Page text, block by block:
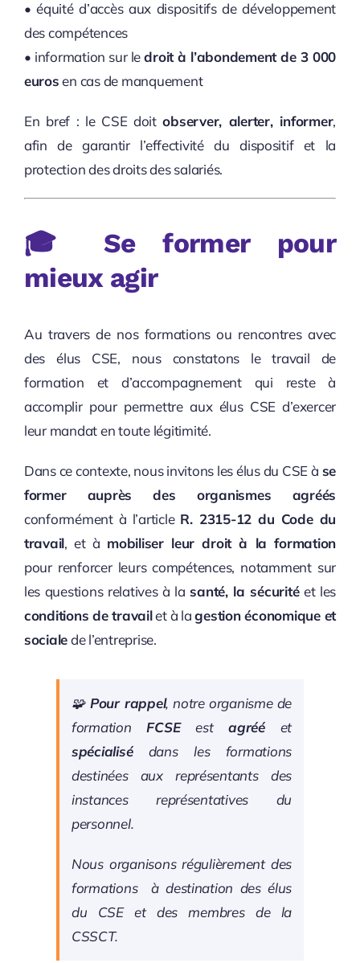
• équité d’accès aux dispositifs de développement
des compétences
• information sur ledroit à l’abondement de 3 000
eurosen cas de manquement
En bref : le CSE doitobserver, alerter, informer,
afin de garantir l’effectivité du dispositif et la
protection des droits des salariés.
🎓 Se former pour
mieux agir
Au travers de nos formations ou rencontres avec
des élus CSE, nous constatons le travail de
formation et d’accompagnement qui reste à
accomplir pour permettre aux élus CSE d’exercer
leur mandat en toute légitimité.
Dans ce contexte, nous invitons les élus du CSE à se
former auprès des organismes agréés
conformément à l’article R. 2315-12 du Code du
travail, et à mobiliser leur droit à la formation
pour renforcer leurs compétences, notamment sur
les questions relatives à lasanté, la sécuritéet les
conditions de travailet à lagestion économique et
socialede l’entreprise.
🧩 Pour rappel, notre organisme de
formationFCSEestagrééet
spécialisédans les formations
destinées aux représentants des
instances représentatives du
personnel.
Nous organisons régulièrement des
formations à destination des élus
du CSE et des membres de la
CSSCT.